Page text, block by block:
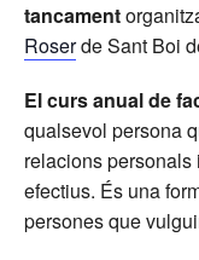
tancament
Roserde Sant Boi
El curs anual de
qualsevol persona
relacions personals
efectius. És una
persones que